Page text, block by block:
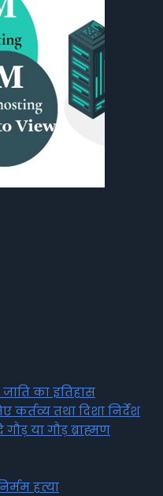
का इतिहास
कर्तव्य तथा दिशा निर्देश
या गौड़ ब्राह्मण
हत्या